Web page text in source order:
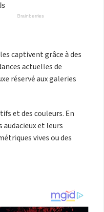
captivent grâce à des
actuelles de
réservé aux galeries
et des couleurs. En
et leurs
vives ou des